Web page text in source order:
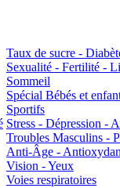
Taux de sucre -
Sexualité - Fertilité -
Sommeil
Spécial Bébés et
Sportifs
Stress - Dépression -
Troubles Masculins -
Anti-Âge -
Vision - Yeux
Voies respiratoires